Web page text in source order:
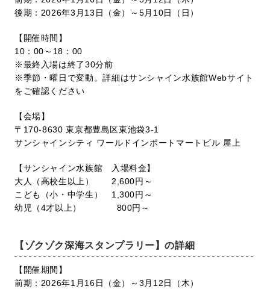
後期：2026年3月13日（金）～5月10日（日）
【開催時間】
10：00～18：00
※最終入場は終了30分前
※季節・曜日で変動。詳細はサンシャイン水族館Webサイト
をご確認ください
【会場】
〒170-8630 東京都豊島区東池袋3-1
サンシャインシティ ワールドインポートマートビル 屋上
【サンシャイン水族館 入場料金】
大人（高校生以上） 2,600円～
こども（小・中学生） 1,300円～
幼児（4才以上） 800円～
【ゾクゾク深海スタンプラリー】の詳細
【開催期間】
前期：2026年1月16日（金）～3月12日（木）